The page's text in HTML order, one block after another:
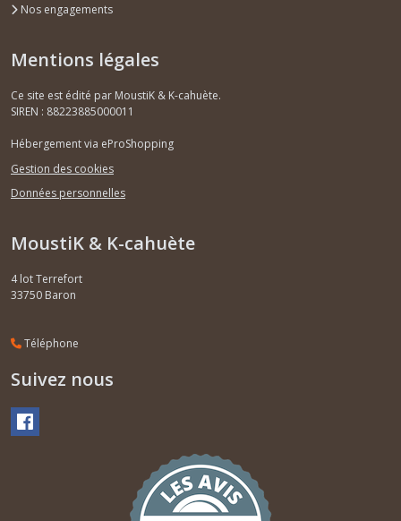
Nos engagements
Mentions légales
Ce site est édité par MoustiK & K-cahuète.
SIREN : 88223885000011
Hébergement via eProShopping
Gestion des cookies
Données personnelles
MoustiK & K-cahuète
4 lot Terrefort
33750 Baron
Téléphone
Suivez nous